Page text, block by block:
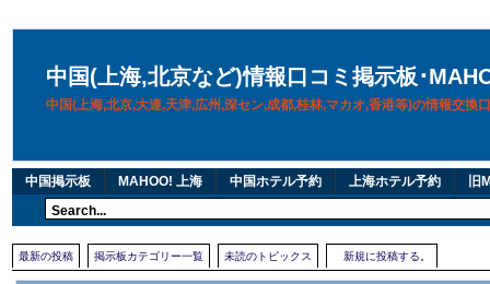
中国(上海,北京など)情報口コミ掲示板･
中国(上海,北京,大連,天津,広州,深セン,成都,桂林,マカオ,香港等)の情報交換
中国掲示板 MAHOO! 上海 中国ホテル予約 上海ホテル予約 旧
最新の投稿 掲示板カテゴリー一覧 未読のトピックス 新規に投稿する。